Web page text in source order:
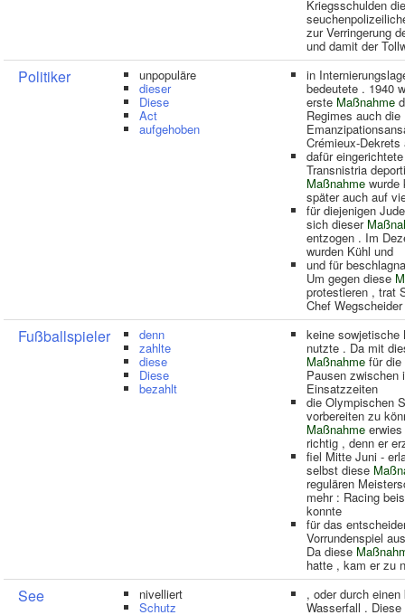
Kriegsschulden
zur Verringerung
und damit der
Politiker unpopuläre
dieser
Diese
Act
aufgehoben
in
bedeutete . 1940
erste Maßnahme
Regimes auch die
Crémieux-Dekrets
dafür
Transnistria
Maßnahme wurde
später auch auf
für diejenigen
sich dieser
entzogen . Im
wurden Kühl und
und für
Um gegen diese
protestieren , trat
Chef
Fußballspieler denn
zahlte
diese
Diese
bezahlt
keine sowjetische
nutzte . Da mit
Maßnahme für die
Pausen zwischen
Einsatzzeiten
die Olympischen
vorbereiten zu
Maßnahme
richtig , denn er
fiel Mitte Juni -
selbst diese
regulären
mehr : Racing
konnte
für das
Vorrundenspiel
Da diese
hatte , kam er zu
See nivelliert
Schutz
, oder durch
Wasserfall . Diese